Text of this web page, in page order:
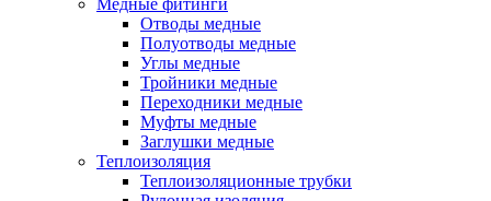
Отводы медные
Полуотводы медные
Углы медные
Тройники медные
Переходники медные
Муфты медные
Заглушки медные
Теплоизоляция
Теплоизоляционные трубки